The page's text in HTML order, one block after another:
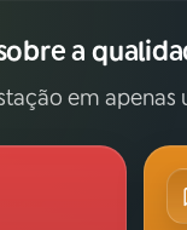
a
em apenas